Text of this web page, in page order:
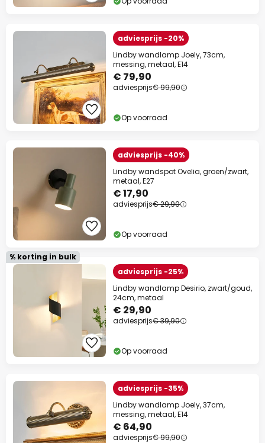
adviesprijs -20%
Lindby wandlamp Joely, 73cm,
messing, metaal, E14
€ 79,90
adviesprijs€ 99,90
Op voorraad
adviesprijs -40%
Lindby wandspot Ovelia, groen/zwart,
metaal, E27
€ 17,90
adviesprijs€ 29,90
Op voorraad
% korting in bulk
adviesprijs -25%
Lindby wandlamp Desirio, zwart/goud,
24cm, metaal
€ 29,90
adviesprijs€ 39,90
Op voorraad
adviesprijs -35%
Lindby wandlamp Joely, 37cm,
messing, metaal, E14
€ 64,90
adviesprijs€ 99,90